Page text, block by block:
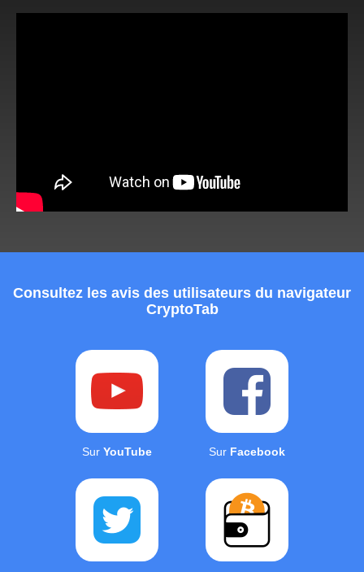
Consultez les avis des utilisateurs du navigateur
CryptoTab
Sur YouTube Sur Facebook